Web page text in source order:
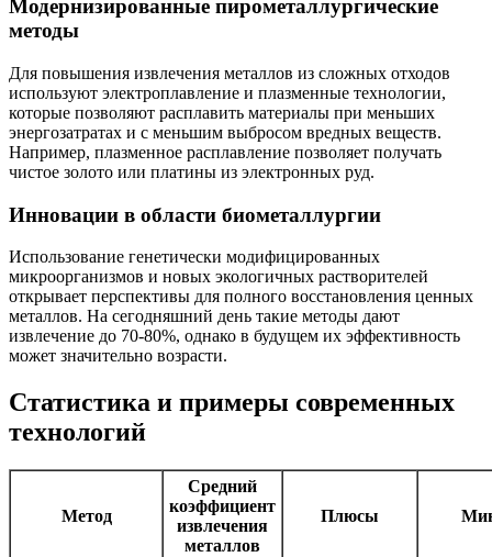
Модернизированные пирометаллургические
методы
Для повышения извлечения металлов из сложных отходов
используют электроплавление и плазменные технологии,
которые позволяют расплавить материалы при меньших
энергозатратах и с меньшим выбросом вредных веществ.
Например, плазменное расплавление позволяет получать
чистое золото или платины из электронных руд.
Инновации в области биометаллургии
Использование генетически модифицированных
микроорганизмов и новых экологичных растворителей
открывает перспективы для полного восстановления ценных
металлов. На сегодняшний день такие методы дают
извлечение до 70-80%, однако в будущем их эффективность
может значительно возрасти.
Статистика и примеры современных
технологий
Метод
Средний
коэффициент
извлечения
металлов
Плюсы